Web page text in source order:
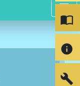
menu
import_contacts
info
build